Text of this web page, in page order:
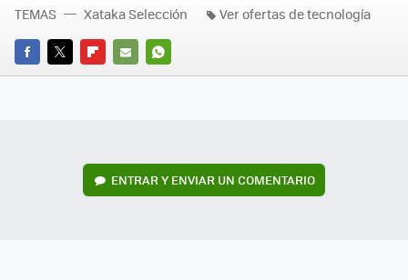
FACEBOOK
TWITTERFLIPBOARD
E-
WHATSAPP
TEMAS Xataka Selección Ver ofertas de tecnología
ENTRAR Y ENVIAR UN COMENTARIO